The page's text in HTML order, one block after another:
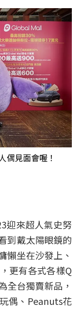
見面會喔！
迎來超人氣史努
到戴太陽眼鏡的
懶坐在沙發上、
更有各式各樣Q
全台獨賣新品，
偶、Peanuts花